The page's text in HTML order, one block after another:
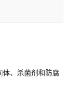
体、杀菌剂和防腐